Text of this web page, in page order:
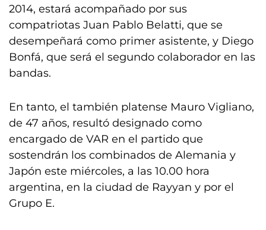
2014, estará acompañado por sus
compatriotas Juan Pablo Belatti, que se
desempeñará como primer asistente, y Diego
Bonfá, que será el segundo colaborador en las
bandas.
En tanto, el también platense Mauro Vigliano,
de 47 años, resultó designado como
encargado de VAR en el partido que
sostendrán los combinados de Alemania y
Japón este miércoles, a las 10.00 hora
argentina, en la ciudad de Rayyan y por el
Grupo E.